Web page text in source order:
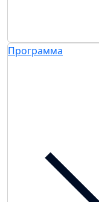
Программа